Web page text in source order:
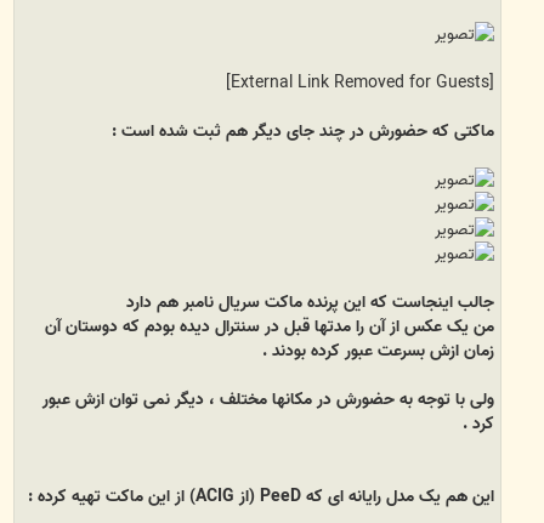
ماکتی که حضورش در چند جای دیگر هم ثبت شده است :
جالب اینجاست که این پرنده ماکت سریال نامبر هم دارد
من یک عکس از آن را مدتها قبل در سنترال دیده بودم که دوستان آن
زمان ازش بسرعت عبور کرده بودند .
ولی با توجه به حضورش در مکانها مختلف ، دیگر نمی توان ازش عبور
کرد .
این هم یک مدل رایانه ای که PeeD (از ACIG) از این ماکت تهیه کرده :